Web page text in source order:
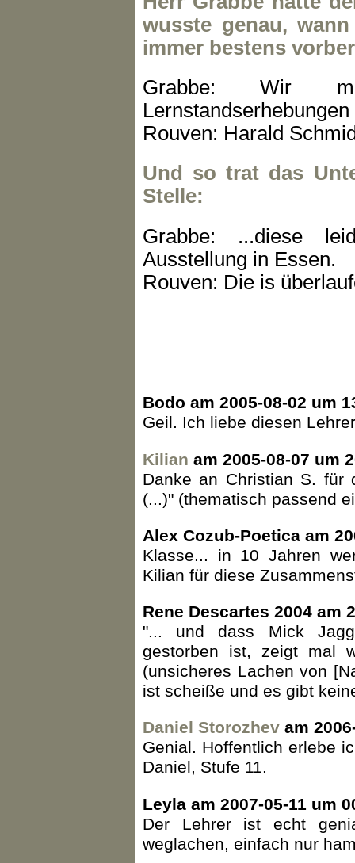
wusste genau,
immer bestens
Grabbe: Wir
Rouven: Harald
Und so trat das
Stelle:
Grabbe: ...diese
Ausstellung in Essen.
Rouven: Die is
Bodo am 2005-08-02 um
Geil. Ich liebe diesen
Kilian am 2005-08-07 um
Danke an Christian S. für
(...)" (thematisch passend
Alex Cozub-Poetica am
Klasse... in 10 Jahren
Kilian für diese
Rene Descartes 2004 am
"... und dass Mick
gestorben ist, zeigt mal
(unsicheres Lachen von
ist scheiße und es gibt
Daniel Storozhev am
Genial. Hoffentlich erlebe
Daniel, Stufe 11.
Leyla am 2007-05-11 um
Der Lehrer ist echt
weglachen, einfach nur